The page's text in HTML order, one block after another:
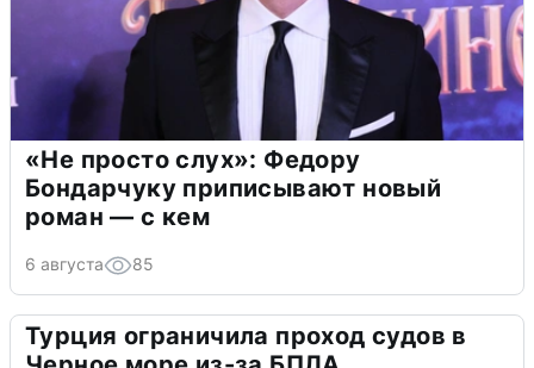
«Не просто слух»: Федору
Бондарчуку приписывают новый
роман — с кем
6 августа 85
Турция ограничила проход судов в